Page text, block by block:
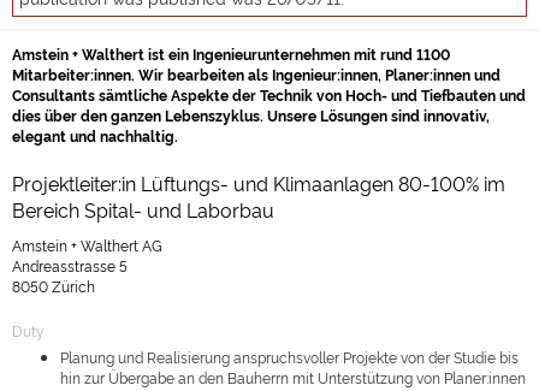
Amstein + Walthert ist ein Ingenieurunternehmen mit rund 1100
Mitarbeiter:innen. Wir bearbeiten als Ingenieur:innen, Planer:innen und
Consultants sämtliche Aspekte der Technik von Hoch- und Tiefbauten und
dies über den ganzen Lebenszyklus. Unsere Lösungen sind innovativ,
elegant und nachhaltig.
Projektleiter:in Lüftungs- und Klimaanlagen 80-100% im
Bereich Spital- und Laborbau
Amstein + Walthert AG
Andreasstrasse 5
8050 Zürich
Duty
Planung und Realisierung anspruchsvoller Projekte von der Studie bis
hin zur Übergabe an den Bauherrn mit Unterstützung von Planer:innen